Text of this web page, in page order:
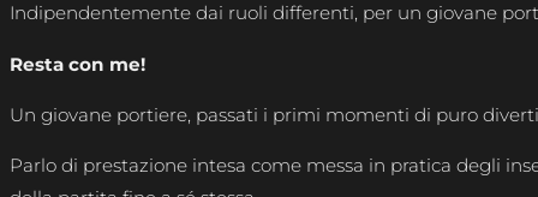
Indipendentemente dai ruoli differenti, per un giovane
Resta con me!
Un giovane portiere, passati i primi momenti di puro
Parlo di prestazione intesa come messa in pratica degli